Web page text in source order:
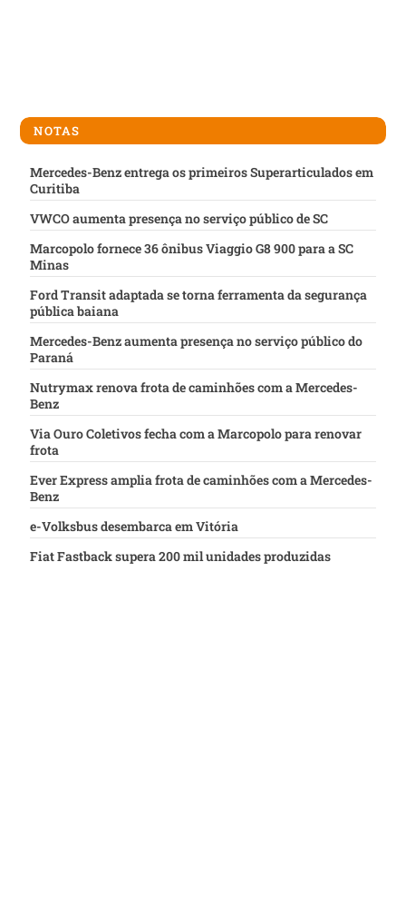
NOTAS
Mercedes-Benz entrega os primeiros Superarticulados em
Curitiba
VWCO aumenta presença no serviço público de SC
Marcopolo fornece 36 ônibus Viaggio G8 900 para a SC
Minas
Ford Transit adaptada se torna ferramenta da segurança
pública baiana
Mercedes-Benz aumenta presença no serviço público do
Paraná
Nutrymax renova frota de caminhões com a Mercedes-
Benz
Via Ouro Coletivos fecha com a Marcopolo para renovar
frota
Ever Express amplia frota de caminhões com a Mercedes-
Benz
e-Volksbus desembarca em Vitória
Fiat Fastback supera 200 mil unidades produzidas